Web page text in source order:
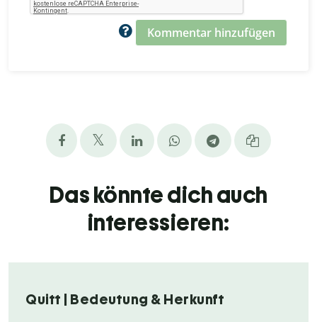
Kommentar hinzufügen
Das könnte dich auch
interessieren:
Quitt | Bedeutung & Herkunft